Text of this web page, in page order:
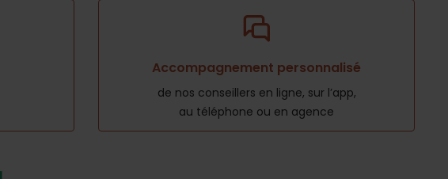
Accompagnement personnalisé
de nos conseillers en ligne, sur l’app,
au téléphone ou en agence